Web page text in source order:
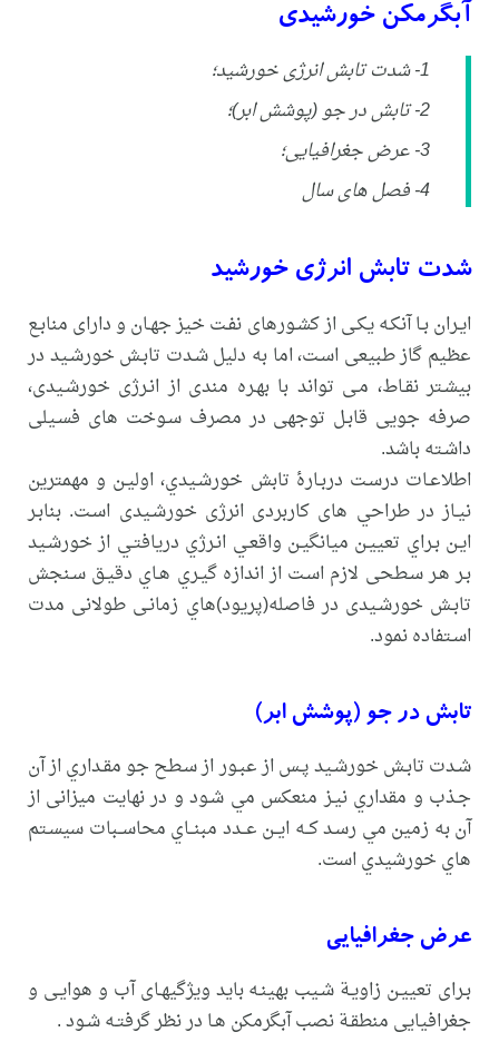
آبگرمکن خورشیدی
1- شدت تابش انرژی خورشید؛
2- تابش در جو (پوشش ابر)؛
3- عرض جغرافیایی؛
4- فصل های سال
شدت تابش انرژی خورشید
ایـران بـا آنکـه یکـی از کشـورهای نفـت خیز جهـان و دارای منابـع
عظیم گاز طبیعی اسـت، اما به دلیل شـدت تابـش خورشـید در
بیشـتر نقـاط، مـی تواند با بهـره مندی از انـرژی خورشـیدی،
صرفه جویی قابـل توجهی در مصرف سـوخت های فسـیلی
داشـته باشد.
اطلاعـات درسـت دربـارۀ تابش خورشـیدي، اولیـن و مهمترین
نیـاز در طراحي های کاربردی انرژی خورشـیدی اسـت. بنابـر
ایـن بـراي تعییـن میانگیـن واقعـي انـرژي دریافتـي از خورشـید
بـر هـر سـطحی لازم اسـت از اندازه گیـري هـاي دقیـق سـنجش
تابـش خورشـیدی در فاصله(پریود)هاي زمانـی طولانی مدت
اسـتفاده نمود.
تابش در جو (پوشش ابر)
شـدت تابـش خورشـید پـس از عبـور از سـطح جو مقـداري از آن
جـذب و مقداري نیـز منعکس مي شـود و در نهایت میزانی از
آن به زمین مي رسـد کــه ایــن عــدد مبنــاي محاســبات سیسـتم
هاي خورشیدي است.
عرض جغرافیایی
بـرای تعییـن زاویـة شـیب بهینـه باید ویژگیهـای آب و هوایـی و
جغرافیایی منطقـة نصب آبگرمکن هـا در نظر گرفتـه شـود .